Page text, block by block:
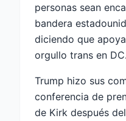
personas sean
bandera
diciendo que
orgullo trans en DC.
Trump hizo sus
conferencia de
de Kirk después